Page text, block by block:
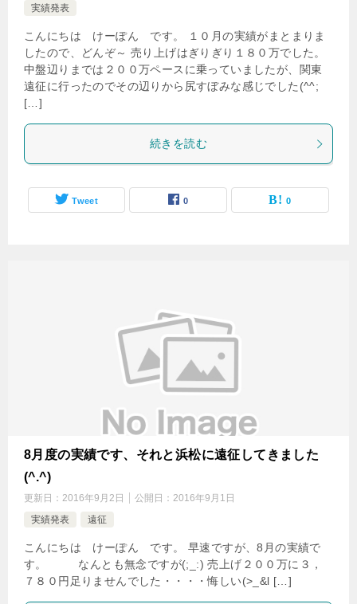
実績発表
こんにちは けーぽん です。 １０月の実績がまとまりま
したので、どんぞ～ 売り上げはぎりぎり１８０万でした。
中盤辺りまでは２００万ペースに乗っていましたが、関東
遠征に行ったのでその辺りから尻すぼみな感じでした(^^;
[…]
続きを読む
Tweet 0 0
8月度の実績です、それと浜松に遠征してきました
(^.^)
更新日： 2016年9月2日 公開日： 2016年9月1日
実績発表
遠征
こんにちは けーぽん です。 早速ですが、8月の実績で
す。 なんとも無念ですが(;_:) 売上げ２００万に３，
７８０円足りませんでした・・・・悔しい(>_&l […]